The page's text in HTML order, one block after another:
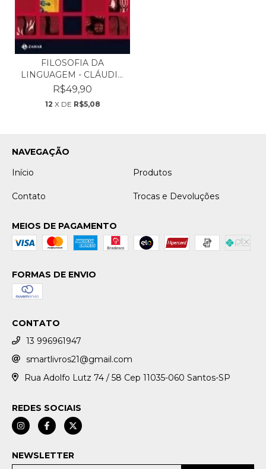
FILOSOFIA DA
LINGUAGEM - CLÁUDIO
FERREIR...
R$49,90
12 X DE R$5,08
NAVEGAÇÃO
Início
Produtos
Contato Trocas e Devoluções
MEIOS DE PAGAMENTO
FORMAS DE ENVIO
CONTATO
13 996961947
smartlivros21@gmail.com
Rua Adolfo Lutz 74 / 58 Cep 11035-060 Santos-SP
REDES SOCIAIS
NEWSLETTER